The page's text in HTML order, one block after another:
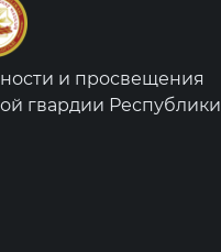
и просвещения
гвардии Республики